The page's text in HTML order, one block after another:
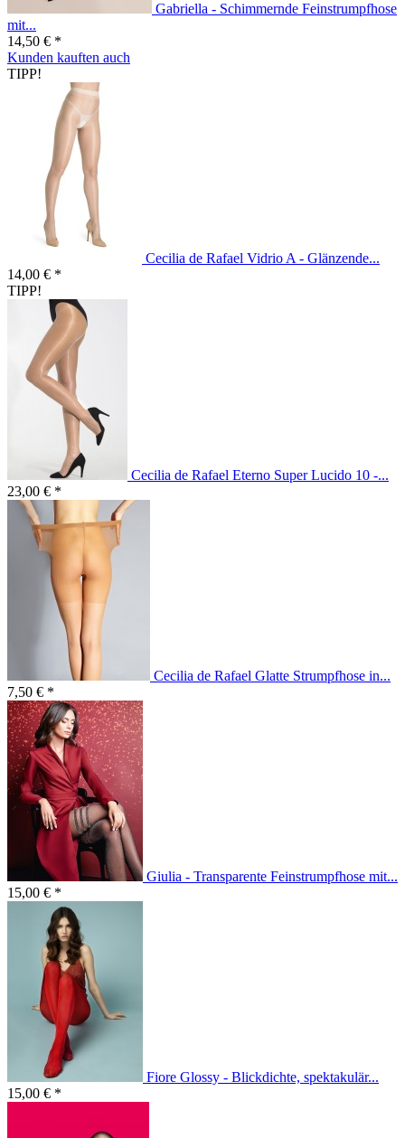
Gabriella - Schimmernde Feinstrumpfhose
mit...
14,50 € *
Kunden kauften auch
TIPP!
Cecilia de Rafael Vidrio A - Glänzende...
14,00 € *
TIPP!
Cecilia de Rafael Eterno Super Lucido 10 -...
23,00 € *
Cecilia de Rafael Glatte Strumpfhose in...
7,50 € *
Giulia - Transparente Feinstrumpfhose mit...
15,00 € *
Fiore Glossy - Blickdichte, spektakulär...
15,00 € *